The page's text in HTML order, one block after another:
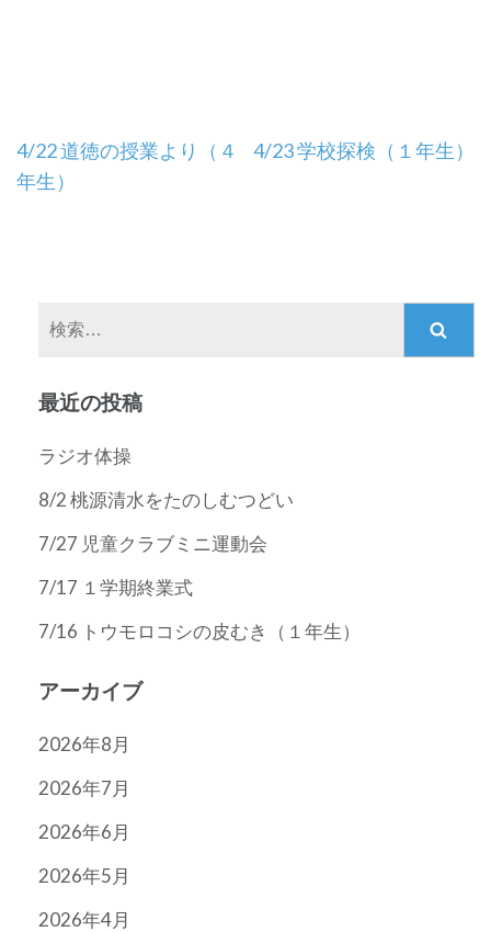
投
稿
ン
4/22 道徳の授業より（４
年生）
4/23 学校探検（１年生）
最近の投稿
ラジオ体操
8/2 桃源清水をたのしむつどい
7/27 児童クラブミニ運動会
7/17 １学期終業式
7/16 トウモロコシの皮むき（１年生）
アーカイブ
2026年8月
2026年7月
2026年6月
2026年5月
2026年4月